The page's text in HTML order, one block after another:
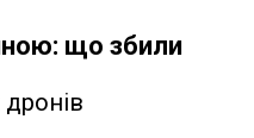
що збили